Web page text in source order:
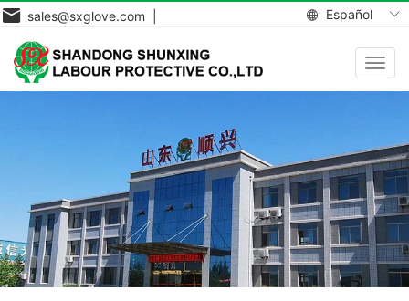
Español
sales@sxglove.com |